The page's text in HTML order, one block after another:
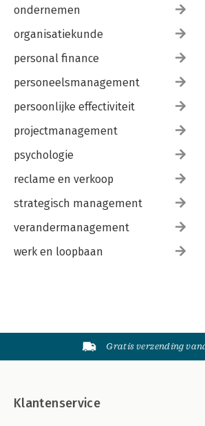
ondernemen
organisatiekunde
personal finance
personeelsmanagement
persoonlijke effectiviteit
projectmanagement
psychologie
reclame en verkoop
strategisch management
verandermanagement
werk en loopbaan
Gratis verzending
Klantenservice